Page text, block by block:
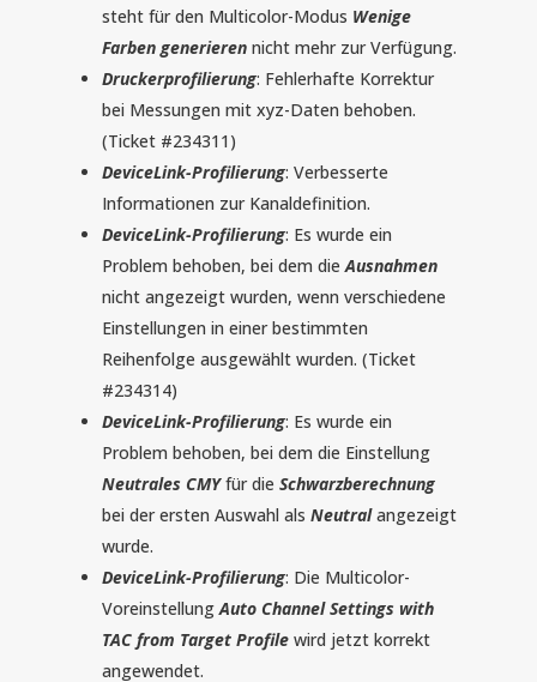
steht für den Multicolor-Modus Wenige
Farben generierennicht mehr zur Verfügung.
Druckerprofilierung: Fehlerhafte Korrektur
bei Messungen mit xyz-Daten behoben.
(Ticket #234311)
DeviceLink-Profilierung: Verbesserte
Informationen zur Kanaldefinition.
DeviceLink-Profilierung: Es wurde ein
Problem behoben, bei dem die Ausnahmen
nicht angezeigt wurden, wenn verschiedene
Einstellungen in einer bestimmten
Reihenfolge ausgewählt wurden. (Ticket
#234314)
DeviceLink-Profilierung: Es wurde ein
Problem behoben, bei dem die Einstellung
Neutrales CMYfür die Schwarzberechnung
bei der ersten Auswahl als Neutralangezeigt
wurde.
DeviceLink-Profilierung: Die Multicolor-
Voreinstellung Auto Channel Settings with
TAC from Target Profilewird jetzt korrekt
angewendet.